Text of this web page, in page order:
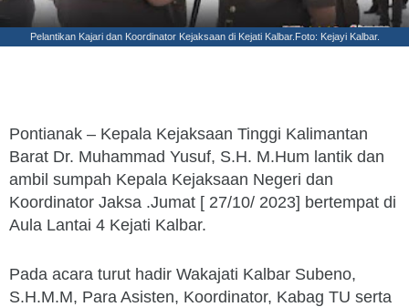
Pelantikan Kajari dan Koordinator Kejaksaan di Kejati Kalbar.Foto: Kejayi Kalbar.
Pontianak – Kepala Kejaksaan Tinggi Kalimantan
Barat Dr. Muhammad Yusuf, S.H. M.Hum lantik dan
ambil sumpah Kepala Kejaksaan Negeri dan
Koordinator Jaksa .Jumat [ 27/10/ 2023] bertempat di
Aula Lantai 4 Kejati Kalbar.
Pada acara turut hadir Wakajati Kalbar Subeno,
S.H.M.M, Para Asisten, Koordinator, Kabag TU serta